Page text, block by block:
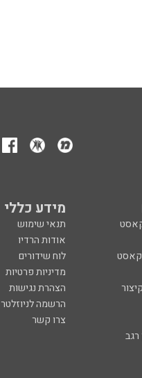
מידע כללי
תנאי שימוש
אודות הרדיו
לוח שידורים
מדיניות פרטיות
הצהרת נגישות
הרשמה לניוזלטר
צרו קשר